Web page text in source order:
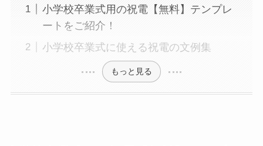
観葉植物
フラワー（生花）
胡蝶蘭セット
小学校卒業式用の祝電【無料】テンプレ
ートをご紹介！
小学校卒業式に使える祝電の文例集
もっと見る